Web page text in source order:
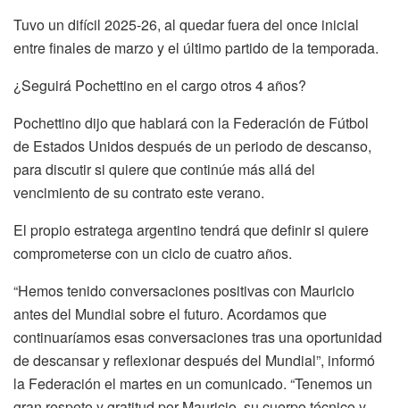
Tuvo un difícil 2025-26, al quedar fuera del once inicial
entre finales de marzo y el último partido de la temporada.
¿Seguirá Pochettino en el cargo otros 4 años?
Pochettino dijo que hablará con la Federación de Fútbol
de Estados Unidos después de un periodo de descanso,
para discutir si quiere que continúe más allá del
vencimiento de su contrato este verano.
El propio estratega argentino tendrá que definir si quiere
comprometerse con un ciclo de cuatro años.
“Hemos tenido conversaciones positivas con Mauricio
antes del Mundial sobre el futuro. Acordamos que
continuaríamos esas conversaciones tras una oportunidad
de descansar y reflexionar después del Mundial”, informó
la Federación el martes en un comunicado. “Tenemos un